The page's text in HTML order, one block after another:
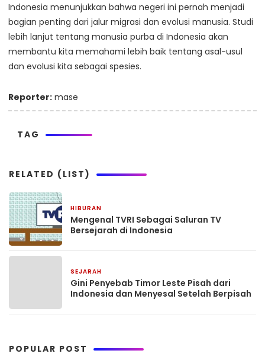
Indonesia menunjukkan bahwa negeri ini pernah menjadi
bagian penting dari jalur migrasi dan evolusi manusia. Studi
lebih lanjut tentang manusia purba di Indonesia akan
membantu kita memahami lebih baik tentang asal-usul
dan evolusi kita sebagai spesies.
Reporter: mase
TAG
RELATED (LIST)
HIBURAN
Mengenal TVRI Sebagai Saluran TV
Bersejarah di Indonesia
SEJARAH
Gini Penyebab Timor Leste Pisah dari
Indonesia dan Menyesal Setelah Berpisah
POPULAR POST